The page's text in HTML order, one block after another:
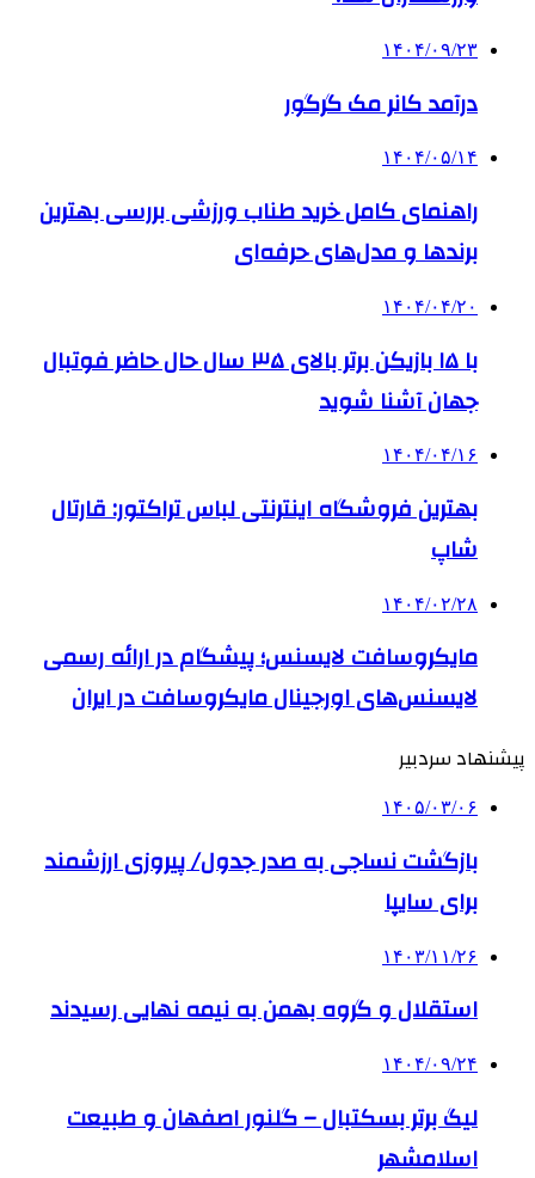
۱۴۰۴/۰۹/۲۳
درآمد کانر مک گرگور
۱۴۰۴/۰۵/۱۴
راهنمای کامل خرید طناب ورزشی بررسی بهترین
برندها و مدل‌های حرفه‌ای
۱۴۰۴/۰۴/۲۰
با ۱۵ بازیکن برتر بالای ۳۵ سال حال حاضر فوتبال
جهان آشنا شوید
۱۴۰۴/۰۴/۱۶
بهترین فروشگاه اینترنتی لباس تراکتور: قارتال
شاپ
۱۴۰۴/۰۲/۲۸
مایکروسافت لایسنس؛ پیشگام در ارائه رسمی
لایسنس‌های اورجینال مایکروسافت در ایران
پیشنهاد سردبیر
۱۴۰۵/۰۳/۰۶
بازگشت نساجی به صدر جدول/ پیروزی ارزشمند
برای سایپا
۱۴۰۳/۱۱/۲۶
استقلال و گروه بهمن به نیمه نهایی رسیدند
۱۴۰۴/۰۹/۲۴
لیگ برتر بسکتبال – گلنور اصفهان و طبیعت
اسلامشهر